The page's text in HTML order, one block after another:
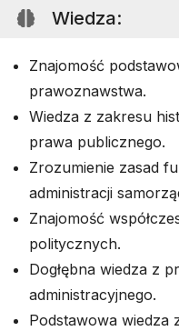
Wiedza:
Znajomość
prawoznawstwa.
Wiedza z zakresu
prawa publicznego.
Zrozumienie zasad
administracji
Znajomość
politycznych.
Dogłębna wiedza z
administracyjnego.
Podstawowa wiedza